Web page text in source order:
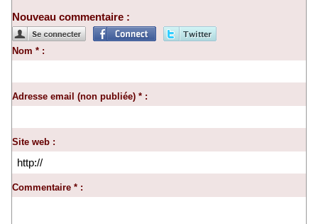
Nouveau commentaire :
Nom * :
Adresse email (non publiée) * :
Site web :
Commentaire * :